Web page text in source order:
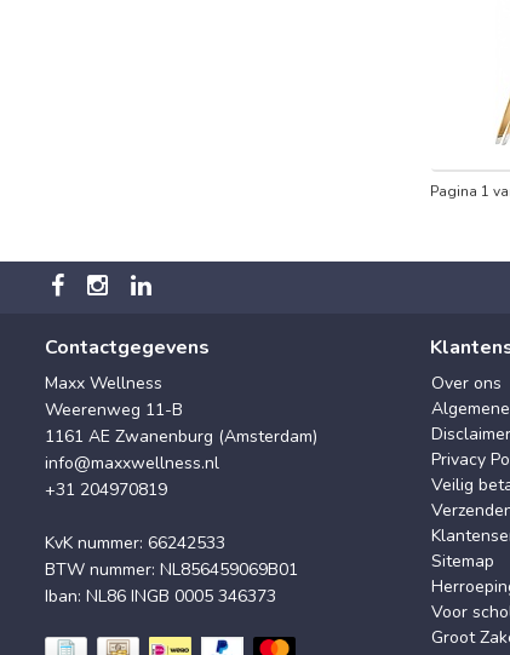
Pagina 1
Contactgegevens
Maxx Wellness
Weerenweg 11-B
1161 AE Zwanenburg (Amsterdam)
info@maxxwellness.nl
+31 204970819
KvK nummer: 66242533
BTW nummer: NL856459069B01
Iban: NL86 INGB 0005 346373
Over ons
Disclaimer
Privacy
Veilig
Sitemap
Voor
Groot